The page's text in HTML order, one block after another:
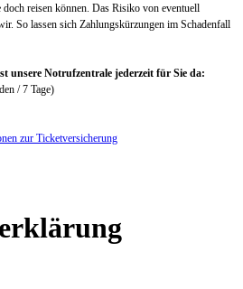
reisen können. Das Risiko von eventuell
So lassen sich Zahlungskürzungen im Schadenfall
unsere Notrufzentrale jederzeit für Sie da:
/ 7 Tage)
zur Ticketversicherung